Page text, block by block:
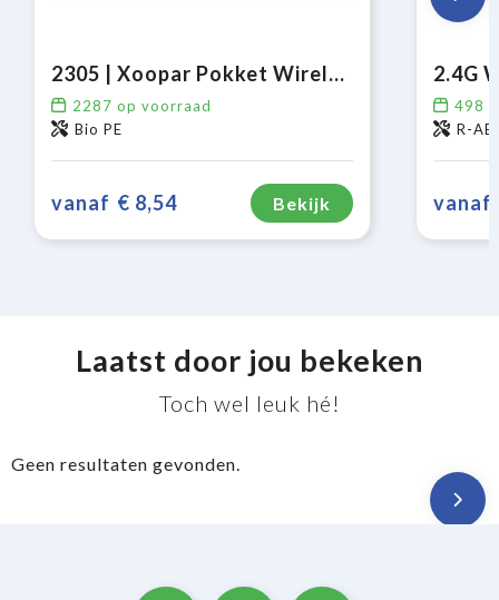
2305 | Xoopar Pokket Wireless Mouse
2287 op voorraad
Bio PE
vanaf € 8,54 Bekijk
2.4G
498
R-
vanaf
Laatst door jou bekeken
Toch wel leuk hé!
Geen resultaten gevonden.